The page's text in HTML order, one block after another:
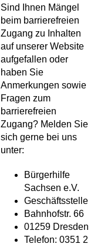
Sind Ihnen Mängel
beim barrierefreien
Zugang zu Inhalten
auf unserer Website
aufgefallen oder
haben Sie
Anmerkungen sowie
Fragen zum
barrierefreien
Zugang? Melden Sie
sich gerne bei uns
unter:
Bürgerhilfe
Sachsen e.V.
Geschäftsstelle
Bahnhofstr. 66
01259 Dresden
Telefon: 0351 2